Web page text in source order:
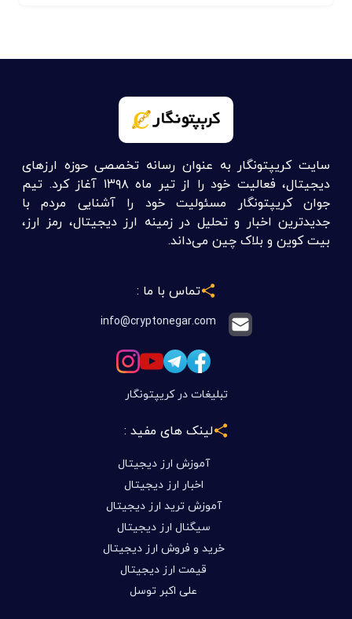
سایت کریپتونگار به عنوان رسانه تخصصی حوزه ارزهای
دیجیتال، فعالیت خود را از تیر ماه ۱۳۹۸ آغاز کرد. تیم
جوان کریپتونگار مسئولیت خود را آشنایی مردم با
جدیدترین اخبار و تحلیل در زمینه ارز دیجیتال، رمز ارز،
بیت کوین و بلاک چین می‌داند.
تماس با ما :
info@cryptonegar.com
تبلیغات در کریپتونگار
لینک های مفید :
آموزش ارز دیجیتال
اخبار ارز دیجیتال
آموزش ترید ارز دیجیتال
سیگنال ارز دیجیتال
خرید و فروش ارز دیجیتال
قیمت ارز دیجیتال
علی اکبر توسل